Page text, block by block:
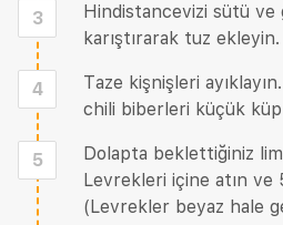
3
Hindistancevizi sütü
karıştırarak tuz ekleyin.
4
Taze kişnişleri
chili biberleri küçük küp
5
Dolapta beklettiğiniz
Levrekleri içine atın ve
(Levrekler beyaz hale